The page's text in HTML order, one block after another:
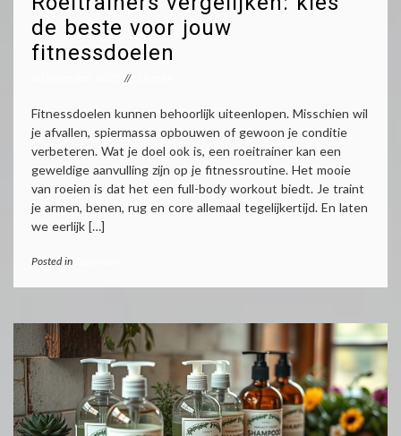
de beste voor jouw
fitnessdoelen
Fitnessdoelen kunnen behoorlijk uiteenlopen. Misschien wil
je afvallen, spiermassa opbouwen of gewoon je conditie
verbeteren. Wat je doel ook is, een roeitrainer kan een
geweldige aanvulling zijn op je fitnessroutine. Het mooie
van roeien is dat het een full-body workout biedt. Je traint
je armen, benen, rug en core allemaal tegelijkertijd. En laten
we eerlijk […]
Posted in